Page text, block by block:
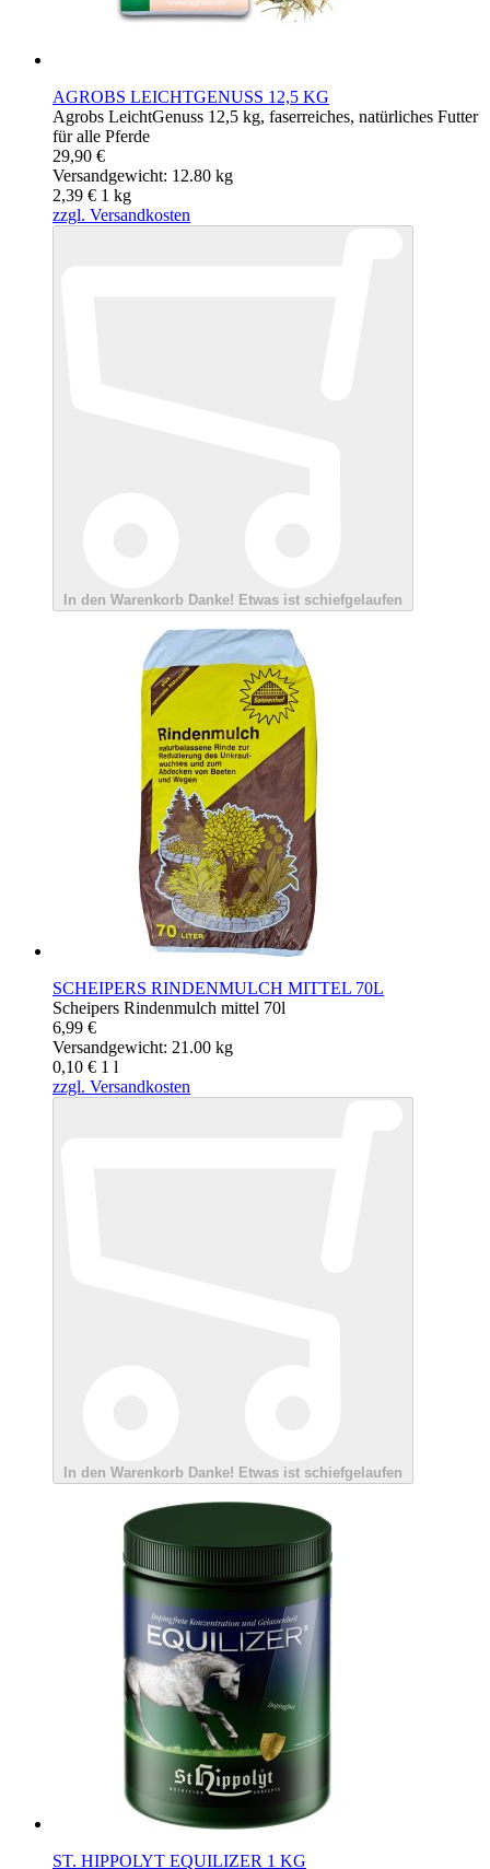
AGROBS LEICHTGENUSS 12,5 KG
Agrobs LeichtGenuss 12,5 kg, faserreiches, natürliches Futter
für alle Pferde
29,90 €
Versandgewicht: 12.80 kg
2,39 € 1 kg
zzgl. Versandkosten
In den Warenkorb Danke! Etwas ist schiefgelaufen
SCHEIPERS RINDENMULCH MITTEL 70L
Scheipers Rindenmulch mittel 70l
6,99 €
Versandgewicht: 21.00 kg
0,10 € 1 l
zzgl. Versandkosten
In den Warenkorb Danke! Etwas ist schiefgelaufen
ST. HIPPOLYT EQUILIZER 1 KG